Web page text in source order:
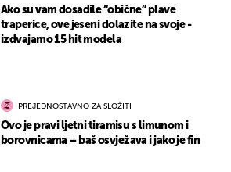
Ako su vam dosadile “obične” plave
traperice, ove jeseni dolazite na svoje -
izdvajamo 15 hit modela
PREJEDNOSTAVNO ZA SLOŽITI
Ovo je pravi ljetni tiramisu s limunom i
borovnicama – baš osvježava i jako je fin